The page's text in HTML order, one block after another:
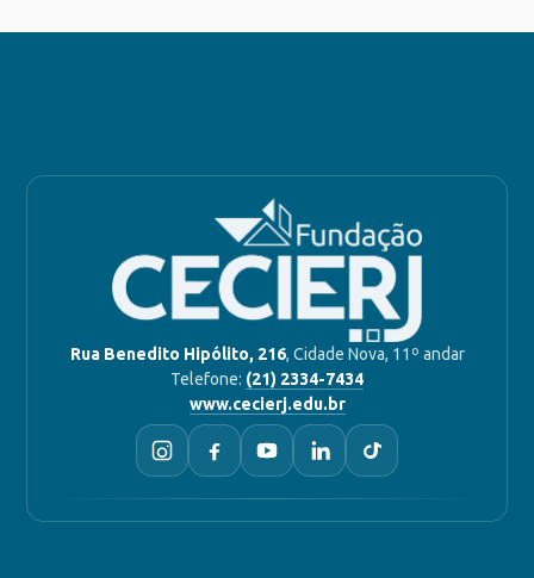
Rua Benedito Hipólito, 216, Cidade Nova, 11º andar
Telefone: (21) 2334-7434
www.cecierj.edu.br